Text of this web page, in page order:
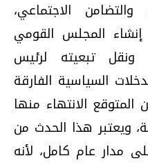
الاجتماعي،
إنشاء المجلس القومي
تبعيته لرئيس
السياسية الفارقة
الانتهاء منها
ويعتبر هذا الحدث من
مدار عام كامل، لأنه